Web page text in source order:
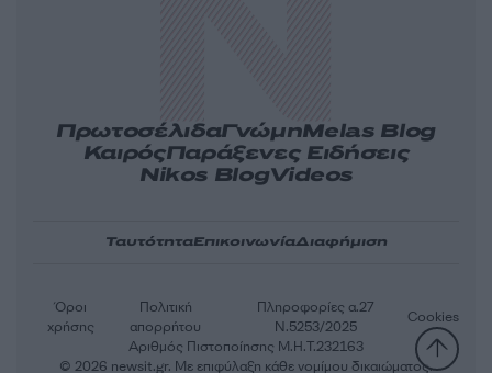
ΠρωτοσέλιδαΓνώμηMelas Blog
ΚαιρόςΠαράξενες Ειδήσεις
Nikos BlogVideos
ΤαυτότηταΕπικοινωνίαΔιαφήμιση
Αριθμός Πιστοποίησης Μ.Η.Τ.232163
Όροι
χρήσης
Πολιτική
απορρήτου
Πληροφορίες α.27
Ν.5253/2025
Cookies
© 2026 newsit.gr. Με επιφύλαξη κάθε νομίμου δικαιώματος.